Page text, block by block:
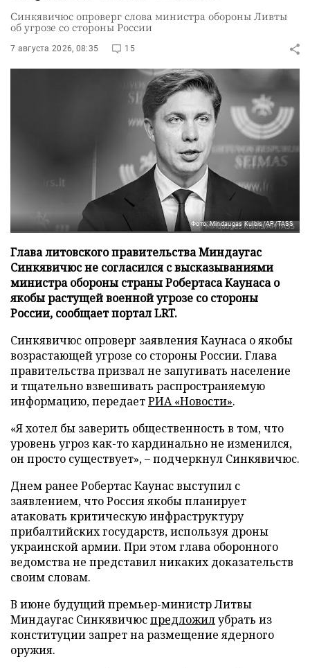
Синкявичюс опроверг слова министра обороны Ливты
об угрозе со стороны России
7 августа 2026, 08:35 15
Фото: Mindaugas Kulbis/AP/TASS
Глава литовского правительства Миндаугас
Синкявичюс не согласился с высказываниями
министра обороны страны Робертаса Каунаса о
якобы растущей военной угрозе со стороны
России, сообщает портал LRT.
Синкявичюс опроверг заявления Каунаса о якобы
возрастающей угрозе со стороны России. Глава
правительства призвал не запугивать население
и тщательно взвешивать распространяемую
информацию, передаетРИА «Новости».
«Я хотел бы заверить общественность в том, что
уровень угроз как-то кардинально не изменился,
он просто существует», – подчеркнул Синкявичюс.
Днем ранее Робертас Каунас выступил с
заявлением, что Россия якобы планирует
атаковать критическую инфраструктуру
прибалтийских государств, используя дроны
украинской армии. При этом глава оборонного
ведомства не представил никаких доказательств
своим словам.
В июне будущий премьер-министр Литвы
Миндаугас Синкявичюспредложилубрать из
конституции запрет на размещение ядерного
оружия.